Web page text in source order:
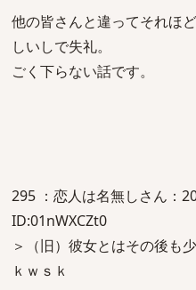
他の皆さんと違ってそれほ
しいしで失礼。
ごく下らない話です。
295 ：恋人は名無しさん：
ID:01nWXCZt0
＞（旧）彼女とはその後も
ｋｗｓｋ